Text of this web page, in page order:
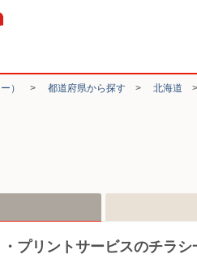
） > 都道府県から探す > 北海道
プリントサービスのチラシ